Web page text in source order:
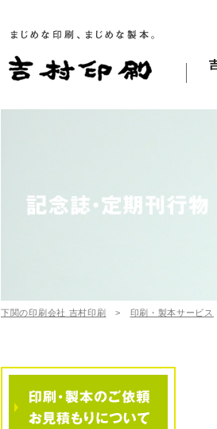
下関の印刷会社 吉村印刷 > 印刷・製本サービス